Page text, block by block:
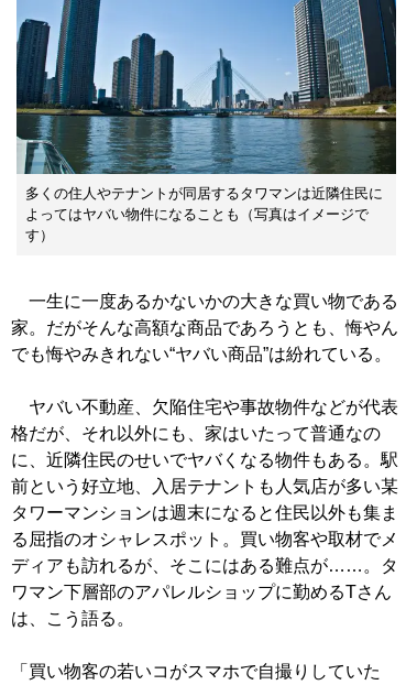
多くの住人やテナントが同居するタワマンは近隣住民に
よってはヤバい物件になることも（写真はイメージで
す）
一生に一度あるかないかの大きな買い物である
家。だがそんな高額な商品であろうとも、悔やん
でも悔やみきれない“ヤバい商品”は紛れている。
ヤバい不動産、欠陥住宅や事故物件などが代表
格だが、それ以外にも、家はいたって普通なの
に、近隣住民のせいでヤバくなる物件もある。駅
前という好立地、入居テナントも人気店が多い某
タワーマンションは週末になると住民以外も集ま
る屈指のオシャレスポット。買い物客や取材でメ
ディアも訪れるが、そこにはある難点が……。タ
ワマン下層部のアパレルショップに勤めるTさん
は、こう語る。
「買い物客の若いコがスマホで自撮りしていた